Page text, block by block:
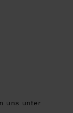
uns unter